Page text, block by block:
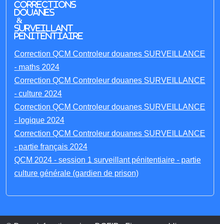
Corrections
Douanes
&
Surveillant
penitentiaire
Correction QCM Controleur douanes SURVEILLANCE
- maths 2024
Correction QCM Controleur douanes SURVEILLANCE
- culture 2024
Correction QCM Controleur douanes SURVEILLANCE
- logique 2024
Correction QCM Controleur douanes SURVEILLANCE
- partie français 2024
QCM 2024 - session 1 surveillant pénitentiaire - partie
culture générale (gardien de prison)